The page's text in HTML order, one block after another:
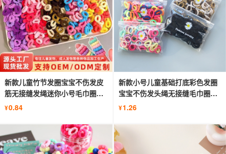
新款儿童竹节发圈宝宝不伤发皮
筋无接缝发绳迷你小号毛巾圈头
绳女
¥0.84
新款小号儿童基础打底彩色发圈
宝宝不伤发头绳无接缝毛巾圈
100根
¥1.26